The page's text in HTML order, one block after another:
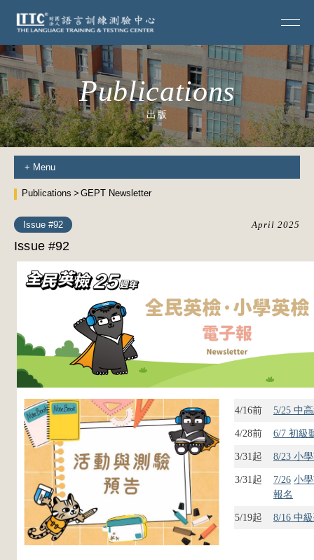
Publications
出版
+ Menu
Publications GEPT Newsletter
Issue #92 April 2025
Issue #92
4/16前 5/25 中
4/28前 6/7 初級
3/31起 8/23 小
3/31起 7/26 小
報名
5/19起 8/16 中